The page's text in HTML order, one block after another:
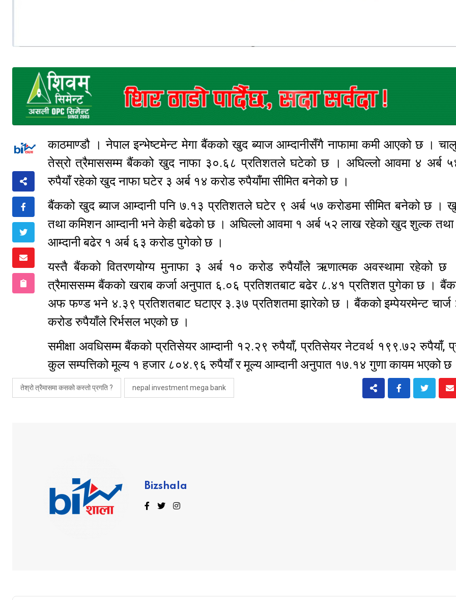
काठमाण्डौ । नेपाल इन्भेष्टमेन्ट मेगा बैंकको खुद ब्याज आम्दानीसँगै नाफामा कमी आएको छ ।
तेस्रो त्रैमाससम्म बैंकको खुद नाफा ३०.६८ प्रतिशतले घटेको छ । अघिल्लो आवमा ४ अर्ब
रुपैयाँ रहेको खुद नाफा घटेर ३ अर्ब १४ करोड रुपैयाँमा सीमित बनेको छ ।
बैंकको खुद ब्याज आम्दानी पनि ७.१३ प्रतिशतले घटेर ९ अर्ब ५७ करोडमा सीमित बनेको छ ।
तथा कमिशन आम्दानी भने केही बढेको छ । अघिल्लो आवमा १ अर्ब ५२ लाख रहेको खुद शुल्क
आम्दानी बढेर १ अर्ब ६३ करोड पुगेको छ ।
यस्तै बैंकको वितरणयोग्य मुनाफा ३ अर्ब १० करोड रुपैयाँले ऋणात्मक अवस्थामा रहेको छ
त्रैमाससम्म बैंकको खराब कर्जा अनुपात ६.०६ प्रतिशतबाट बढेर ८.४१ प्रतिशत पुगेका छ ।
अफ फण्ड भने ४.३९ प्रतिशतबाट घटाएर ३.३७ प्रतिशतमा झारेको छ । बैंकको इम्पेयरमेन्ट चार्ज
करोड रुपैयाँले रिर्भसल भएको छ ।
समीक्षा अवधिसम्म बैंकको प्रतिसेयर आम्दानी १२.२९ रुपैयाँ, प्रतिसेयर नेटवर्थ १९९.७२ रुपैयाँ,
कुल सम्पत्तिको मूल्य १ हजार ८०४.९६ रुपैयाँ र मूल्य आम्दानी अनुपात १७.१४ गुणा कायम भएको छ
तेश्रो त्रैमासमा कसको कस्तो प्रगति ? nepal investment mega bank
Bizshala